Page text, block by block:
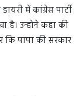
में कांग्रेस पार्टी
है। उन्होने कहा की
कि पापा की सरकार